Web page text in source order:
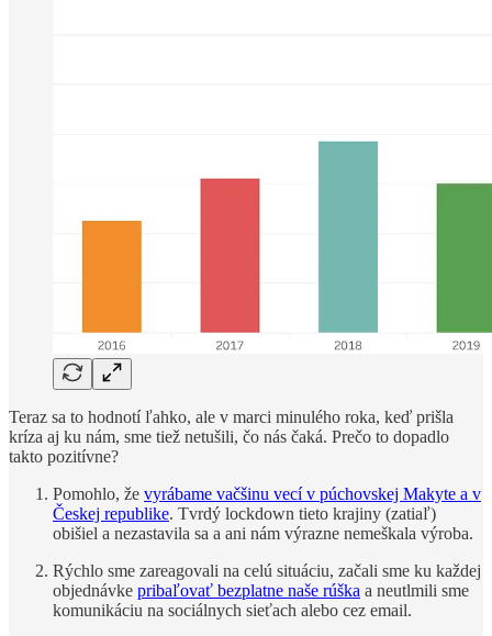
Teraz sa to hodnotí ľahko, ale v marci minulého roka, keď prišla
kríza aj ku nám, sme tiež netušili, čo nás čaká. Prečo to dopadlo
takto pozitívne?
Pomohlo, že vyrábame vačšinu vecí v púchovskej Makyte a v
Českej republike. Tvrdý lockdown tieto krajiny (zatiaľ)
obišiel a nezastavila sa a ani nám výrazne nemeškala výroba.
Rýchlo sme zareagovali na celú situáciu, začali sme ku každej
objednávke pribaľovať bezplatne naše rúška a neutlmili sme
komunikáciu na sociálnych sieťach alebo cez email.